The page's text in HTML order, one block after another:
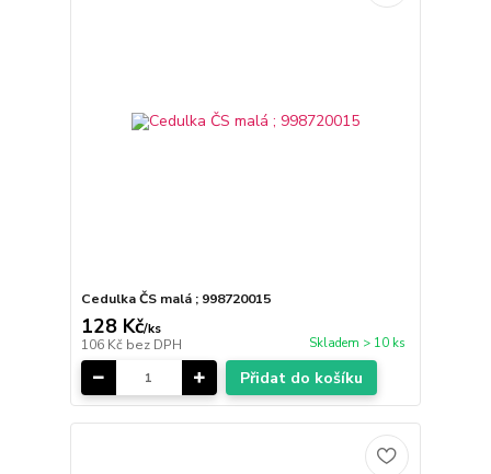
Cedulka ČS malá ; 998720015
128 Kč/ks
106 Kč bez DPH Skladem > 10 ks
Přidat do košíku